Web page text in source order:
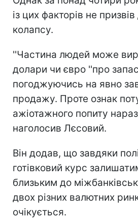
із цих факторів не
колапсу.
''Частина людей може
долари чи євро ''про
погоджуючись на явно
продажу. Проте ознак
ажіотажного попиту
наголосив Лєсовий.
Він додав, що завдяки
готівковий курс
близьким до
двох різних валютних
очікується.